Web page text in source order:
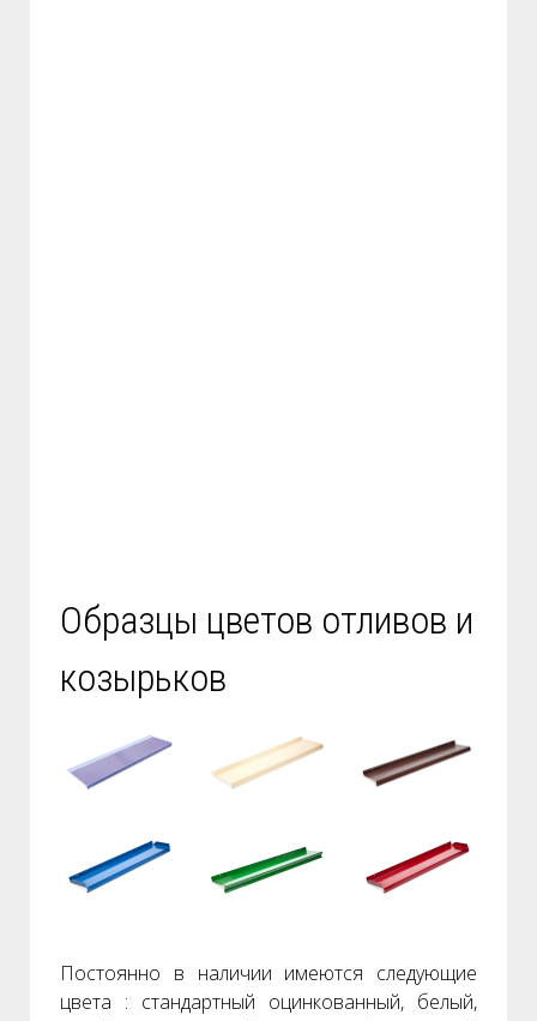
Образцы цветов отливов и
козырьков
Постоянно в наличии имеются следующие
цвета : стандартный оцинкованный, белый,